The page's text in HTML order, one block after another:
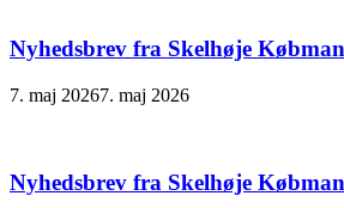
Nyhedsbrev fra Skelhøje
7. maj 20267. maj 2026
Nyhedsbrev fra Skelhøje